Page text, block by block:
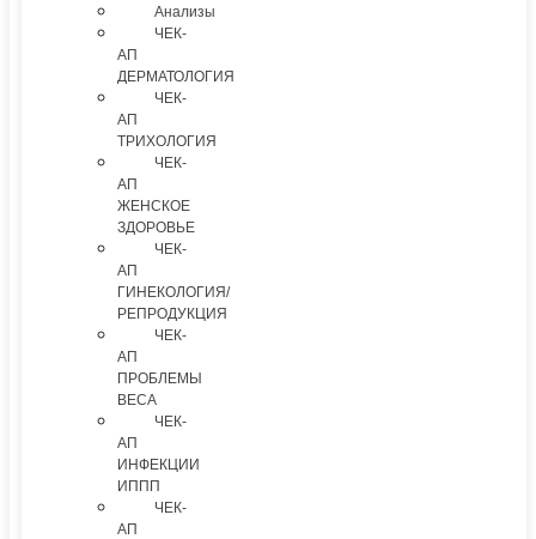
Анализы
ЧЕК-
АП
ДЕРМАТОЛОГИЯ
ЧЕК-
АП
ТРИХОЛОГИЯ
ЧЕК-
АП
ЖЕНСКОЕ
ЗДОРОВЬЕ
ЧЕК-
АП
ГИНЕКОЛОГИЯ/
РЕПРОДУКЦИЯ
ЧЕК-
АП
ПРОБЛЕМЫ
ВЕСА
ЧЕК-
АП
ИНФЕКЦИИ
ИППП
ЧЕК-
АП